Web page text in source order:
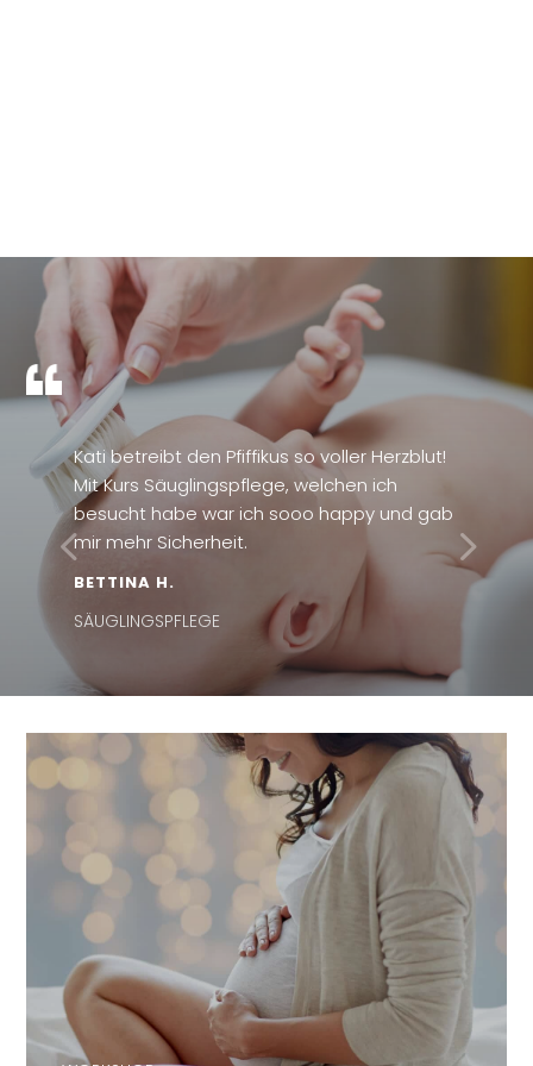
Kati betreibt den Pfiffikus so voller Herzblut!
Mit Kurs Säuglingspflege, welchen ich
besucht habe war ich sooo happy und gab
mir mehr Sicherheit.
BETTINA H.
SÄUGLINGSPFLEGE
WORKSHOP
ENTSPANNT IN DIE